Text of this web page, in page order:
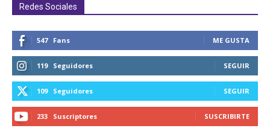
Redes Sociales
547 Fans ME GUSTA
119 Seguidores SEGUIR
109 Seguidores SEGUIR
233 Suscriptores SUSCRIBIRTE